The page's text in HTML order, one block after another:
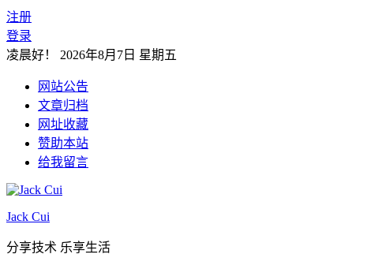
注册
登录
凌晨好！ 2026年8月7日 星期五
网站公告
文章归档
网址收藏
赞助本站
给我留言
Jack Cui
分享技术 乐享生活